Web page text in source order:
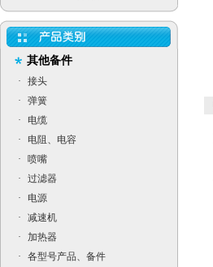
其他备件
·
接头
·
弹簧
·
电缆
·
电阻、电容
·
喷嘴
·
过滤器
·
电源
·
减速机
·
加热器
·
各型号产品、备件